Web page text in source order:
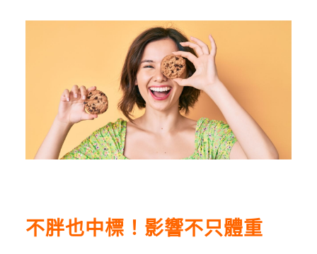
不胖也中標！影響不只體重